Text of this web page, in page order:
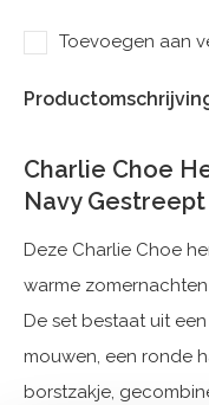
Toevoegen aan
Charlie Choe
Navy
Deze Charlie Choe
warme
De set bestaat uit
mouwen, een ronde
borstzakje,